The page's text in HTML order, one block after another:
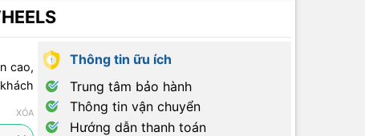
cao,
XÓA
Thông tin ữu ích
Trung tâm bảo hành
Thông tin vận chuyển
Hướng dẫn thanh toán